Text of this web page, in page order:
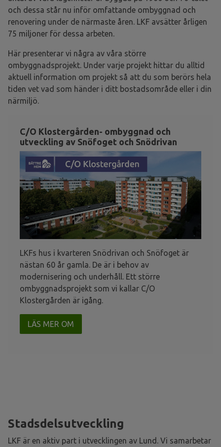
och dessa står nu inför omfattande ombyggnad och
renovering under de närmaste åren. LKF avsätter årligen
75 miljoner för dessa arbeten.
Här presenterar vi några av våra större
ombyggnadsprojekt. Under varje projekt hittar du alltid
aktuell information om projekt så att du som berörs hela
tiden vet vad som händer i ditt bostadsområde eller i din
närmiljö.
C/O Klostergården- ombyggnad och
utveckling av Snöfoget och Snödrivan
LKFs hus i kvarteren Snödrivan och Snöfoget är
nästan 60 år gamla. De är i behov av
modernisering och underhåll. Ett större
ombyggnadsprojekt som vi kallar C/O
Klostergården är igång.
LÄS MER OM
Stadsdelsutveckling
LKF är en aktiv part i utvecklingen av Lund. Vi samarbetar